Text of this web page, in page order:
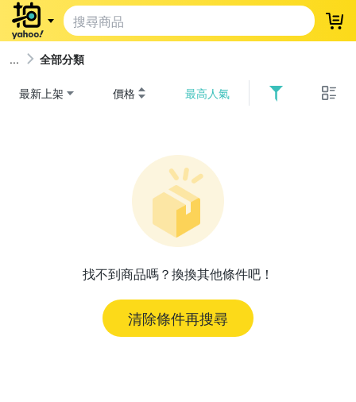
登
全部分類
最新上架 價格 最高人氣
找不到商品嗎？換換其他條件吧！
清除條件再搜尋